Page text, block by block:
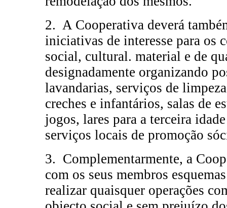
2. A Cooperativa deverá
iniciativas de interesse para os
social, cultural. material e de
designadamente organizando
lavandarias, serviços de
creches e infantários, salas de
jogos, lares para a terceira
serviços locais de promoção
3. Complementarmente, a
com os seus membros
realizar quaisquer operações